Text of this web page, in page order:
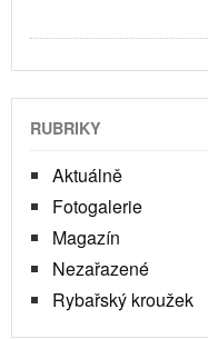
RUBRIKY
Aktuálně
Fotogalerie
Magazín
Nezařazené
Rybařský kroužek